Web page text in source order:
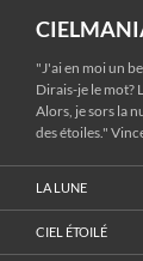
"J'ai en moi un
Dirais-je le mot?
Alors, je sors la
des étoiles."
LA LUNE
CIEL ÉTOILÉ